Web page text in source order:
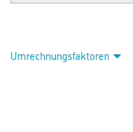
Umrechnungsfaktoren